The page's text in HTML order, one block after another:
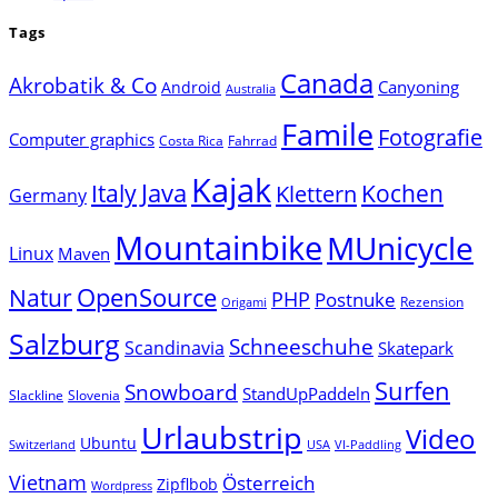
Tags
Akrobatik & Co Android Australia Canada Canyoning
Computer graphics Costa Rica Fahrrad Famile Fotografie
Germany Italy Java Kajak Klettern Kochen
Linux Maven MountainbikeMUnicycle
NaturOpenSource Origami PHP Postnuke Rezension
SalzburgScandinavia Schneeschuhe Skatepark
Slackline Slovenia Snowboard StandUpPaddeln Surfen
Switzerland Ubuntu Urlaubstrip USA VI-Paddling Video
Vietnam Wordpress Zipflbob Österreich